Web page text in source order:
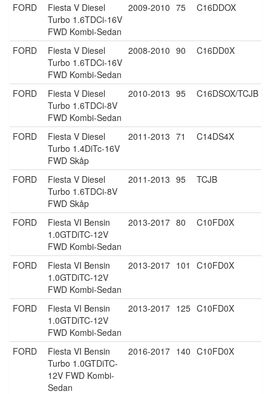
FORD
Fiesta V Diesel
Turbo 1.6TDCi-16V
FWD Kombi-Sedan
2009-2010 75 C16DDOX
FORD
Fiesta V Diesel
Turbo 1.6TDCi-16V
FWD Kombi-Sedan
2008-2010 90 C16DD0X
FORD
Fiesta V Diesel
Turbo 1.6TDCi-8V
FWD Kombi-Sedan
2010-2013 95 C16DSOX/TCJB
FORD
Fiesta V Diesel
Turbo 1.4DiTc-16V
FWD Skåp
2011-2013 71 C14DS4X
FORD
Fiesta V Diesel
Turbo 1.6TDCi-8V
FWD Skåp
2011-2013 95 TCJB
FORD
Fiesta VI Bensin
1.0GTDiTC-12V
FWD Kombi-Sedan
2013-2017 80 C10FD0X
FORD
Fiesta VI Bensin
1.0GTDiTC-12V
FWD Kombi-Sedan
2013-2017 101 C10FD0X
FORD
Fiesta VI Bensin
1.0GTDiTC-12V
FWD Kombi-Sedan
2013-2017 125 C10FD0X
FORD
Fiesta VI Bensin
Turbo 1.0GTDiTC-
12V FWD Kombi-
Sedan
2016-2017 140 C10FD0X